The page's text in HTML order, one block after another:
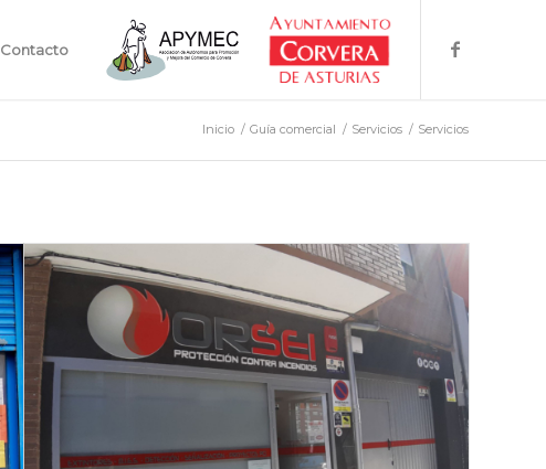
Contacto
Inicio / Guía comercial / Servicios / Servicios